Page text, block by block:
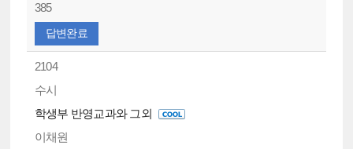
385
답변완료
2104
수시
학생부 반영교과와 그외
이채원